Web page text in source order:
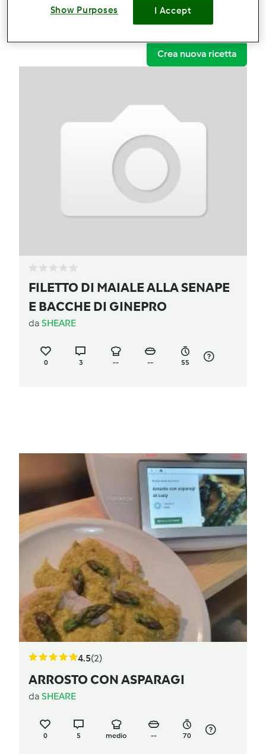
Ricette(2)
Crea nuova ricetta
FILETTO DI MAIALE ALLA SENAPE
E BACCHE DI GINEPRO
da SHEARE
0 3 -- -- 55
4.5(2)
ARROSTO CON ASPARAGI
da SHEARE
0 5 medio -- 70
Show Purposes I Accept